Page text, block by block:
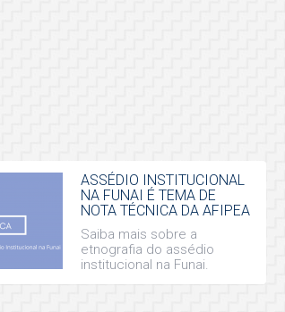
ASSÉDIO INSTITUCIONAL
NA FUNAI É TEMA DE
NOTA TÉCNICA DA AFIPEA
Saiba mais sobre a
etnografia do assédio
institucional na Funai.